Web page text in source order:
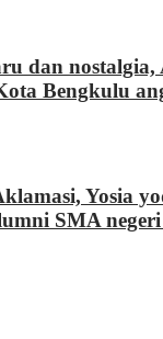
dan
Bengkulu
Yosia
SMA